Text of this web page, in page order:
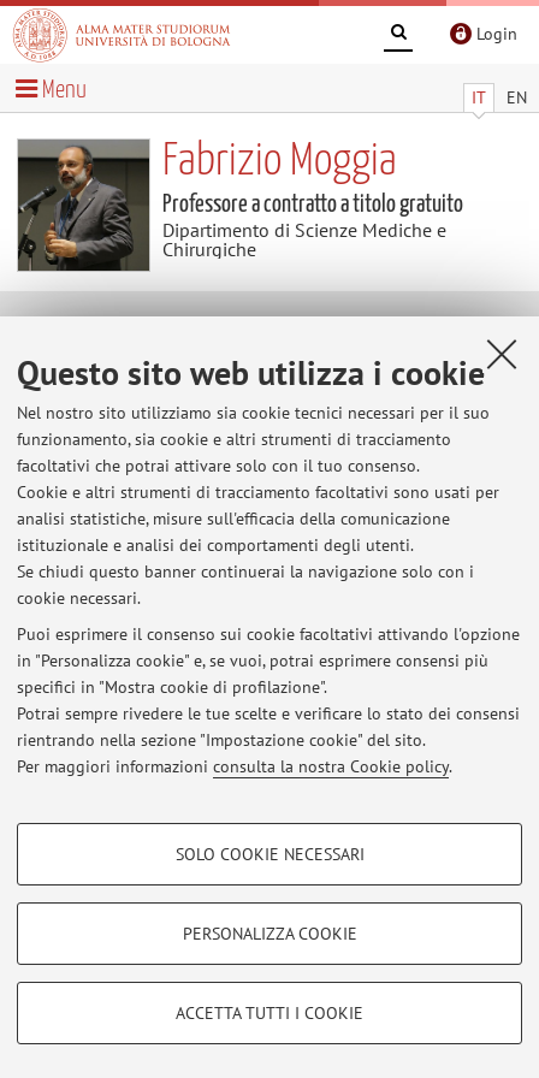
Questo sito web utilizza i cookie
Nel nostro sito utilizziamo sia cookie tecnici necessari per il suo
funzionamento, sia cookie e altri strumenti di tracciamento
facoltativi che potrai attivare solo con il tuo consenso.
Cookie e altri strumenti di tracciamento facoltativi sono usati per
analisi statistiche, misure sull'efficacia della comunicazione
istituzionale e analisi dei comportamenti degli utenti.
Se chiudi questo banner continuerai la navigazione solo con i
cookie necessari.
Puoi esprimere il consenso sui cookie facoltativi attivando l'opzione
in "Personalizza cookie" e, se vuoi, potrai esprimere consensi più
specifici in "Mostra cookie di profilazione".
Potrai sempre rivedere le tue scelte e verificare lo stato dei consensi
rientrando nella sezione "Impostazione cookie" del sito.
Per maggiori informazioni consulta la nostra Cookie policy.
COOKIE DI PROFILAZIONE - FACOLTATIVI
COOKIE TECNICI - NECESSARI
Si tratta di cookie tecnici utilizzati, a titolo esemplificativo, per il corretto
SOLO COOKIE NECESSARI
PERSONALIZZA COOKIE
ACCETTA TUTTI I COOKIE
Login
IT EN
Menu
Fabrizio Moggia
Professore a contratto a titolo gratuito
Dipartimento di Scienze Mediche e
Chirurgiche
Tesi
Appelli d'esame
Al momento non risultano pubblicati appelli d’esame.
Ultimi avvisi
Al momento non sono presenti avvisi.
Accedi tramiteloginper gestire tutti i contenuti del sito.
|Note legali |Impostazioni Cookie